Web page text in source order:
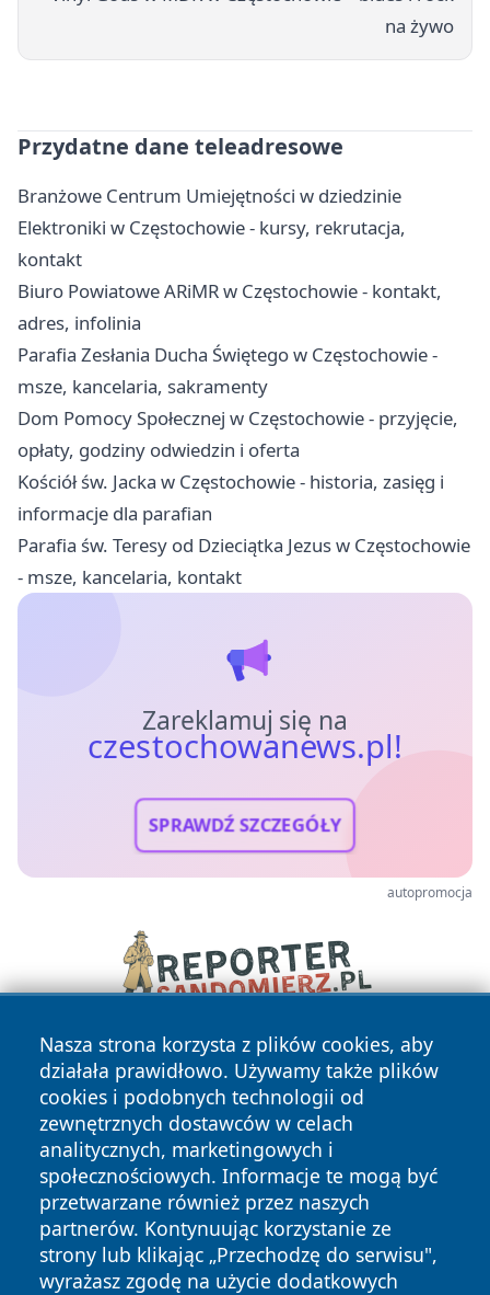
na żywo
Przydatne dane teleadresowe
Branżowe Centrum Umiejętności w dziedzinie
Elektroniki w Częstochowie - kursy, rekrutacja,
kontakt
Biuro Powiatowe ARiMR w Częstochowie - kontakt,
adres, infolinia
Parafia Zesłania Ducha Świętego w Częstochowie -
msze, kancelaria, sakramenty
Dom Pomocy Społecznej w Częstochowie - przyjęcie,
opłaty, godziny odwiedzin i oferta
Kościół św. Jacka w Częstochowie - historia, zasięg i
informacje dla parafian
Parafia św. Teresy od Dzieciątka Jezus w Częstochowie
- msze, kancelaria, kontakt
Zareklamuj się na
czestochowanews.pl!
SPRAWDŹ SZCZEGÓŁY
autopromocja
Nasza strona korzysta z plików cookies, aby
działała prawidłowo. Używamy także plików
cookies i podobnych technologii od
zewnętrznych dostawców w celach
analitycznych, marketingowych i
społecznościowych. Informacje te mogą być
przetwarzane również przez naszych
partnerów. Kontynuując korzystanie ze
strony lub klikając „Przechodzę do serwisu",
wyrażasz zgodę na użycie dodatkowych
Copyright © 2026 czestochowanews.pl Wszystkie prawa
zastrzeżone.